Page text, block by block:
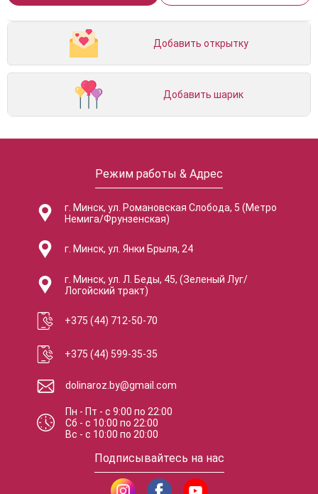
Добавить открытку
Добавить шарик
Режим работы & Адрес
г. Минск, ул. Романовская Слобода, 5 (Метро
Немига/Фрунзенская)
г. Минск, ул. Янки Брыля, 24
г. Минск, ул. Л. Беды, 45, (Зеленый Луг/
Логойский тракт)
+375 (44) 712-50-70
+375 (44) 599-35-35
dolinaroz.by@gmail.com
Пн - Пт -с 9:00по 22:00
Сб -с 10:00по 22:00
Вс -с 10:00по 20:00
Подписывайтесь на нас